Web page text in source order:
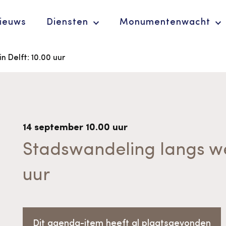
Diensten Monumentenwacht
ondersteuning voor
Delft: 10.00 uur
Stadswandeling langs
uur
14 september 10.00 uur
Dit agenda-item heeft al plaatsgevonden